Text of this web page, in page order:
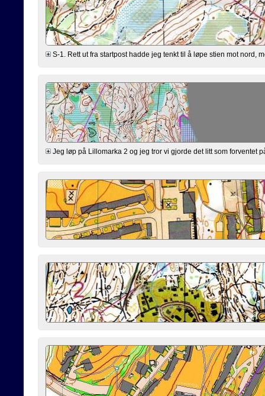
S-1. Rett ut fra startpost hadde jeg tenkt til å løpe stien mot nord,
Jeg løp på Lillomarka 2 og jeg tror vi gjorde det litt som forventet